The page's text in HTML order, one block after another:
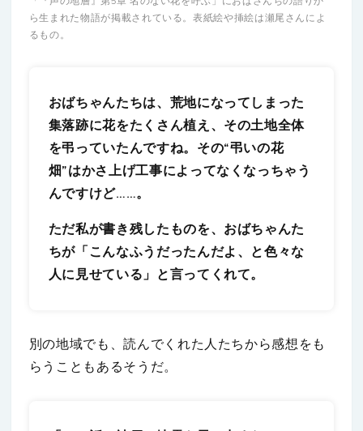
ら生まれた物語が掲載されている。表紙絵や挿絵は瀬尾さんによ
るもの。
おばちゃんたちは、荒地になってしまった
集落跡に花をたくさん植え、その土地全体
を弔っていたんですね。その“弔いの花
畑”はかさ上げ工事によってなくなっちゃう
んですけど……。
ただ私が書き残したものを、おばちゃんた
ちが「こんなふうだったんだよ、と色々な
人に見せている」と言ってくれて。
別の地域でも、読んでくれた人たちから感想をも
らうこともあるそうだ。